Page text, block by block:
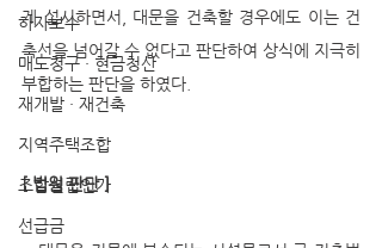
하자보수
매도청구 · 현금청산
재개발 · 재건축
지역주택조합
조합설립인가
선급금
게 설시하면서, 대문을 건축할 경우에도 이는 건
축선을 넘어갈 수 없다고 판단하여 상식에 지극히
부합하는 판단을 하였다.
[ 법원 판단 ]